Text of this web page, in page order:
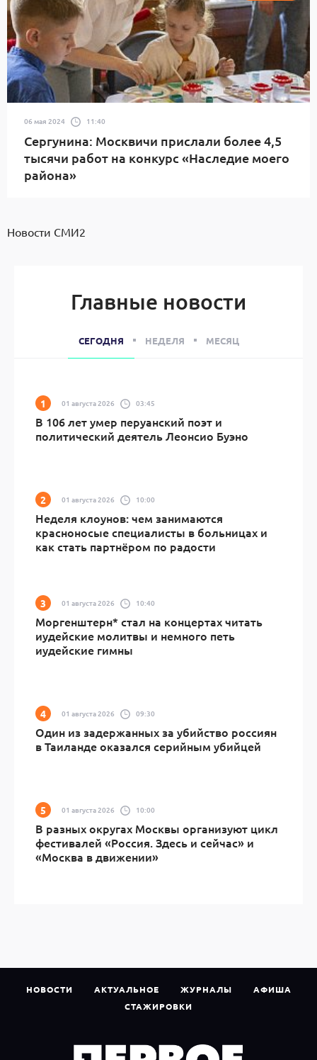
06 мая 2024 11:40
Сергунина: Москвичи прислали более 4,5
тысячи работ на конкурс «Наследие моего
района»
Новости СМИ2
Главные новости
СЕГОДНЯ НЕДЕЛЯ МЕСЯЦ
01 августа 2026 03:45
В 106 лет умер перуанский поэт и
политический деятель Леонсио Буэно
01 августа 2026 10:00
Неделя клоунов: чем занимаются
красноносые специалисты в больницах и
как стать партнёром по радости
01 августа 2026 10:40
Моргенштерн* стал на концертах читать
иудейские молитвы и немного петь
иудейские гимны
01 августа 2026 09:30
Один из задержанных за убийство россиян
в Таиланде оказался серийным убийцей
01 августа 2026 10:00
В разных округах Москвы организуют цикл
фестивалей «Россия. Здесь и сейчас» и
«Москва в движении»
НОВОСТИ АКТУАЛЬНОЕ ЖУРНАЛЫ
АФИША
СТАЖИРОВКИ